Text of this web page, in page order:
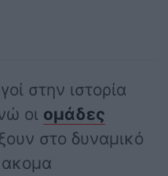
στην ιστορία
οι ομάδες
στο δυναμικό
ακομα